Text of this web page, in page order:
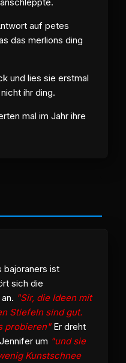
auf petes
das merlions ding
und lies sie erstmal
ihr ding.
mal im Jahr ihre
bajoraners ist
sich die
"Sir, die Ideen mit
Stiefeln sind gut.
probieren"Er dreht
um "und sie
Kunstschnee